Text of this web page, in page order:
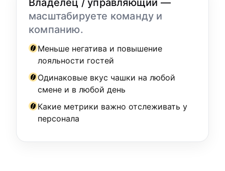
Владелец / управляющий —
масштабируете команду и
компанию.
Меньше негатива и повышение
лояльности гостей
Одинаковые вкус чашки на любой
смене и в любой день
Какие метрики важно отслеживать у
персонала